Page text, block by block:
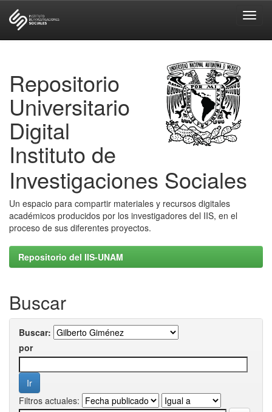
Repositorio
Universitario
Digital
Instituto de
Investigaciones Sociales
Un espacio para compartir materiales y recursos digitales
académicos producidos por los investigadores del IIS, en el
proceso de sus diferentes proyectos.
Repositorio del IIS-UNAM
Buscar
Buscar:
por
Filtros actuales: